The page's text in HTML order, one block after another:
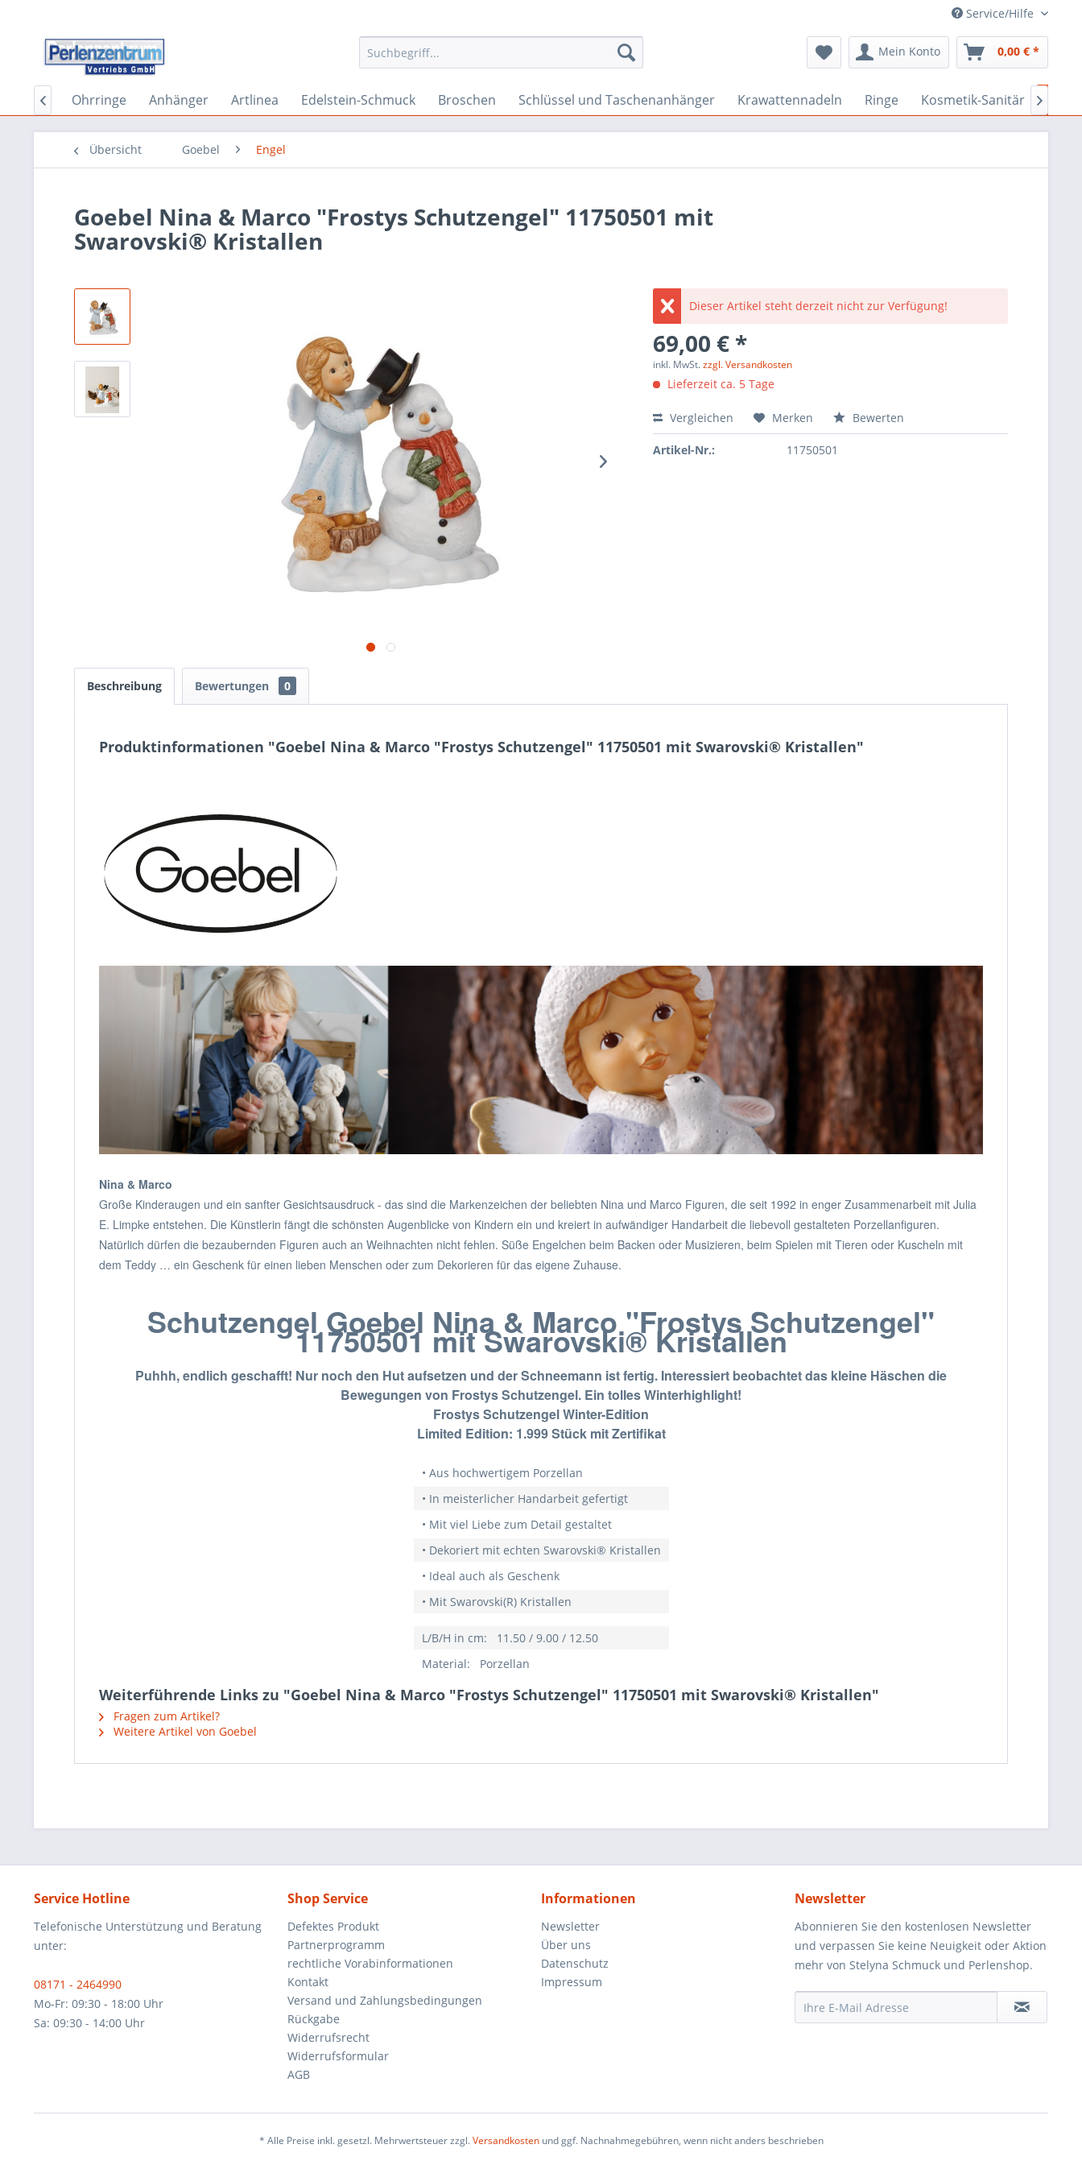
Service/Hilfe
Mein Konto 0,00 € *
Ohrringe Anhänger Artlinea Edelstein-Schmuck Broschen Schlüssel und Taschenanhänger Krawattennadeln Ringe Kosmetik-Sanitär
 
Übersicht Goebel Engel
Goebel Nina & Marco "Frostys Schutzengel" 11750501 mit
Swarovski® Kristallen
Dieser Artikel steht derzeit nicht zur Verfügung!
69,00 € *
inkl. MwSt.zzgl. Versandkosten
Lieferzeit ca. 5 Tage
Vergleichen Merken Bewerten
Artikel-Nr.: 11750501
Beschreibung Bewertungen 0
Produktinformationen "Goebel Nina & Marco "Frostys Schutzengel" 11750501 mit Swarovski® Kristallen"
Nina & Marco
Große Kinderaugen und ein sanfter Gesichtsausdruck - das sind die Markenzeichen der beliebten Nina und Marco Figuren, die seit 1992 in enger Zusammenarbeit mit Julia
E. Limpke entstehen. Die Künstlerin fängt die schönsten Augenblicke von Kindern ein und kreiert in aufwändiger Handarbeit die liebevoll gestalteten Porzellanfiguren.
Natürlich dürfen die bezaubernden Figuren auch an Weihnachten nicht fehlen. Süße Engelchen beim Backen oder Musizieren, beim Spielen mit Tieren oder Kuscheln mit
dem Teddy … ein Geschenk für einen lieben Menschen oder zum Dekorieren für das eigene Zuhause.
Schutzengel Goebel Nina & Marco "Frostys Schutzengel"
11750501 mit Swarovski® Kristallen
Puhhh, endlich geschafft! Nur noch den Hut aufsetzen und der Schneemann ist fertig. Interessiert beobachtet das kleine Häschen die
Bewegungen von Frostys Schutzengel. Ein tolles Winterhighlight!
Frostys Schutzengel Winter-Edition
Limited Edition: 1.999 Stück mit Zertifikat
• Aus hochwertigem Porzellan
• In meisterlicher Handarbeit gefertigt
• Mit viel Liebe zum Detail gestaltet
• Dekoriert mit echten Swarovski® Kristallen
• Ideal auch als Geschenk
• Mit Swarovski(R) Kristallen
L/B/H in cm:
11.50 / 9.00 / 12.50
Material:
Porzellan
Weiterführende Links zu "Goebel Nina & Marco "Frostys Schutzengel" 11750501 mit Swarovski® Kristallen"
Fragen zum Artikel?
Weitere Artikel von Goebel
Service Hotline
Telefonische Unterstützung und Beratung
unter:
08171 - 2464990
Mo-Fr: 09:30 - 18:00 Uhr
Sa: 09:30 - 14:00 Uhr
Shop Service
Defektes Produkt
Partnerprogramm
rechtliche Vorabinformationen
Kontakt
Versand und Zahlungsbedingungen
Rückgabe
Widerrufsrecht
Widerrufsformular
AGB
Informationen
Newsletter
Über uns
Datenschutz
Impressum
Newsletter
Abonnieren Sie den kostenlosen Newsletter
und verpassen Sie keine Neuigkeit oder Aktion
mehr von Stelyna Schmuck und Perlenshop.
* Alle Preise inkl. gesetzl. Mehrwertsteuer zzgl.Versandkostenund ggf. Nachnahmegebühren, wenn nicht anders beschrieben